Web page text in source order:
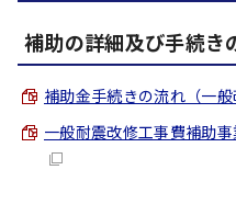
補助の詳細及び手続き
補助金手続きの流れ（一般
一般耐震改修工事費補助事